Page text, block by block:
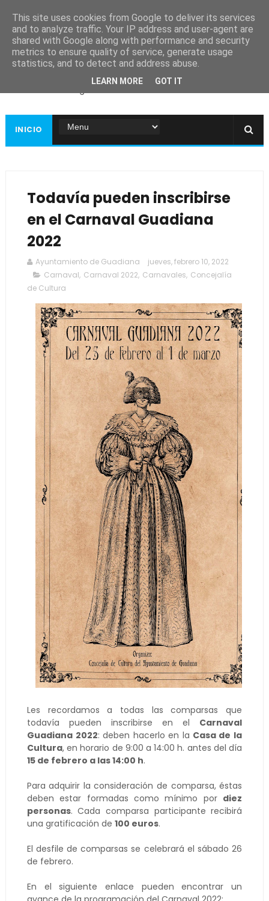
Ayuntamiento de
Guadiana
INICIO
Todavía pueden inscribirse
en el Carnaval Guadiana
2022
Ayuntamiento de Guadiana
jueves, febrero 10, 2022
Carnaval, Carnaval 2022, Carnavales, Concejalía
de Cultura
Les recordamos a todas las comparsas que
todavía pueden inscribirse en el Carnaval
Guadiana 2022: deben hacerlo en la Casa de la
Cultura, en horario de 9:00 a 14:00 h. antes del día
15 de febrero a las 14:00 h.
Para adquirir la consideración de comparsa, éstas
deben estar formadas como mínimo por diez
personas. Cada comparsa participante recibirá
una gratificación de 100 euros.
El desfile de comparsas se celebrará el sábado 26
de febrero.
En el siguiente enlace pueden encontrar un
This site uses cookies from Google to deliver its services
and to analyze traffic. Your IP address and user-agent are
shared with Google along with performance and security
metrics to ensure quality of service, generate usage
statistics, and to detect and address abuse.
LEARN MORE GOT IT